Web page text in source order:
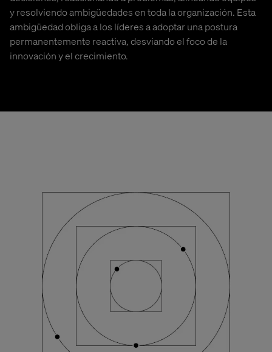
y resolviendo ambigüedades en toda la organización. Esta
ambigüedad obliga a los líderes a adoptar una postura
permanentemente reactiva, desviando el foco de la
innovación y el crecimiento.